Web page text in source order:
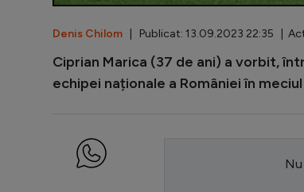
Denis Chilom | Publicat: 13.09.2023 22:35 |
Ciprian Marica (37 de ani) a vorbit,
echipei naționale a României în